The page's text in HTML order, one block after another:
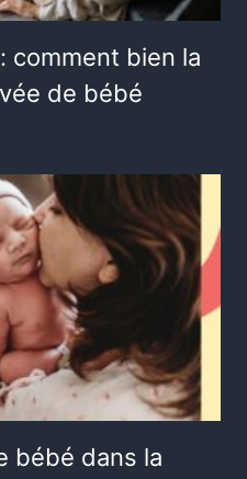
comment bien la
de bébé
bébé dans la